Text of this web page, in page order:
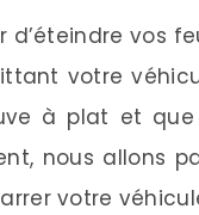
d’éteindre vos
votre
à plat et
nous allons
votre